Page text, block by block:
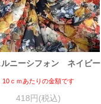
ルニーシフォン ネイビー
10ｃｍあたりの金額です
418円(税込)